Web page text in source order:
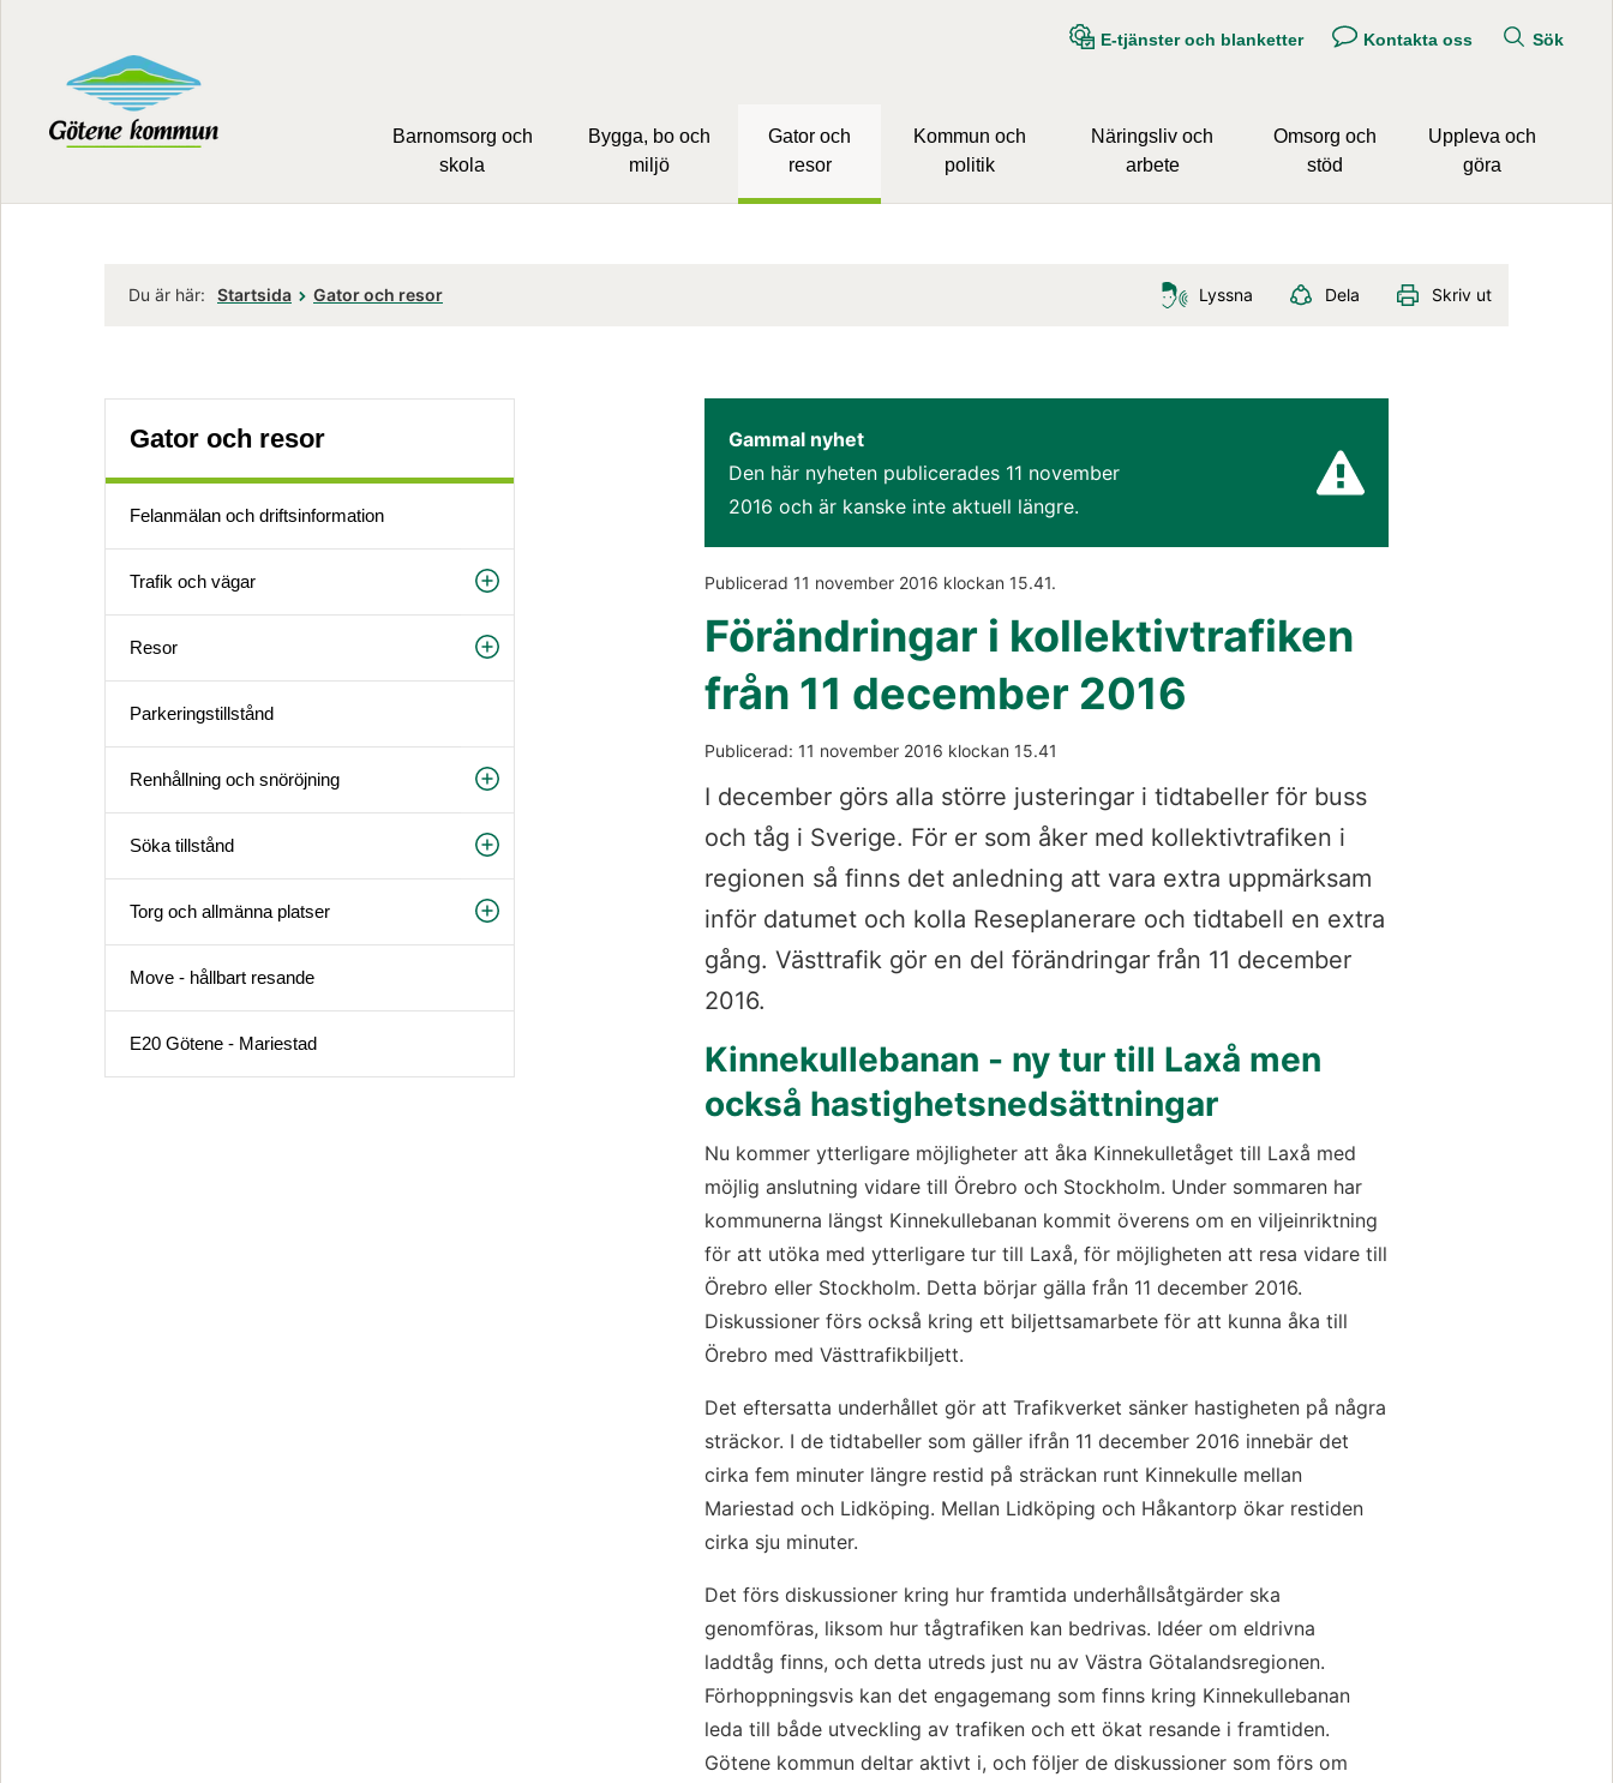
E-tjänster och blanketter Kontakta oss Sök
Barnomsorg och
skola
Bygga, bo och
miljö
Gator och
resor
Kommun och
politik
Näringsliv och
arbete
Omsorg och
stöd
Uppleva och
göra
Du är här: Startsida Gator och resor Lyssna Dela Skriv ut
Gator och resor
Felanmälan och driftsinformation
Trafik och vägar
Resor
Parkeringstillstånd
Renhållning och snöröjning
Söka tillstånd
Torg och allmänna platser
Move - hållbart resande
E20 Götene - Mariestad
Gammal nyhet
Den här nyheten publicerades 11 november
2016 och är kanske inte aktuell längre.
Publicerad 11 november 2016 klockan 15.41.
Förändringar i kollektivtrafiken
från 11 december 2016
Publicerad: 11 november 2016 klockan 15.41
I december görs alla större justeringar i tidtabeller för buss
och tåg i Sverige. För er som åker med kollektivtrafiken i
regionen så finns det anledning att vara extra uppmärksam
inför datumet och kolla Reseplanerare och tidtabell en extra
gång. Västtrafik gör en del förändringar från 11 december
2016.
Kinnekullebanan - ny tur till Laxå men
också hastighetsnedsättningar
Nu kommer ytterligare möjligheter att åka Kinnekulletåget till Laxå med
möjlig anslutning vidare till Örebro och Stockholm. Under sommaren har
kommunerna längst Kinnekullebanan kommit överens om en viljeinriktning
för att utöka med ytterligare tur till Laxå, för möjligheten att resa vidare till
Örebro eller Stockholm. Detta börjar gälla från 11 december 2016.
Diskussioner förs också kring ett biljettsamarbete för att kunna åka till
Örebro med Västtrafikbiljett.
Det eftersatta underhållet gör att Trafikverket sänker hastigheten på några
sträckor. I de tidtabeller som gäller ifrån 11 december 2016 innebär det
cirka fem minuter längre restid på sträckan runt Kinnekulle mellan
Mariestad och Lidköping. Mellan Lidköping och Håkantorp ökar restiden
cirka sju minuter.
Det förs diskussioner kring hur framtida underhållsåtgärder ska
genomföras, liksom hur tågtrafiken kan bedrivas. Idéer om eldrivna
laddtåg finns, och detta utreds just nu av Västra Götalandsregionen.
Förhoppningsvis kan det engagemang som finns kring Kinnekullebanan
leda till både utveckling av trafiken och ett ökat resande i framtiden.
Götene kommun deltar aktivt i, och följer de diskussioner som förs om